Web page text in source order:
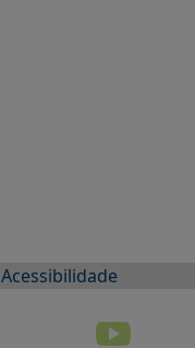
Acessibilidade